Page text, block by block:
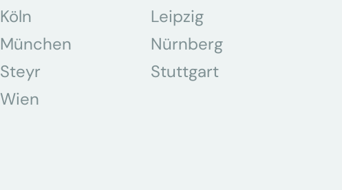
Köln
Leipzig
München
Nürnberg
Steyr
Stuttgart
Wien